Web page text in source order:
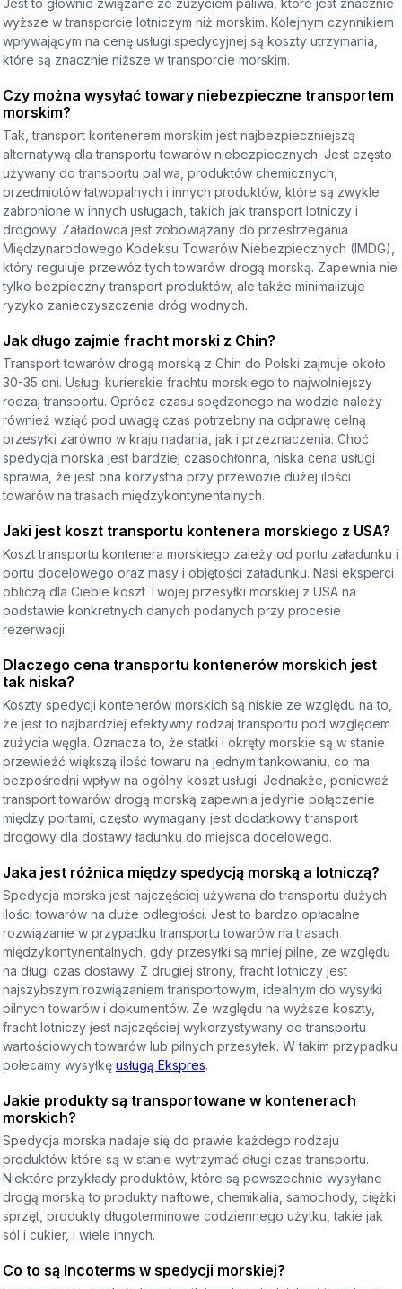
wyższe w transporcie lotniczym niż morskim. Kolejnym czynnikiem
wpływającym na cenę usługi spedycyjnej są koszty utrzymania,
które są znacznie niższe w transporcie morskim.
Czy można wysyłać towary niebezpieczne transportem
morskim?
Tak, transport kontenerem morskim jest najbezpieczniejszą
alternatywą dla transportu towarów niebezpiecznych. Jest często
używany do transportu paliwa, produktów chemicznych,
przedmiotów łatwopalnych i innych produktów, które są zwykle
zabronione w innych usługach, takich jak transport lotniczy i
drogowy. Załadowca jest zobowiązany do przestrzegania
Międzynarodowego Kodeksu Towarów Niebezpiecznych (IMDG),
który reguluje przewóz tych towarów drogą morską. Zapewnia nie
tylko bezpieczny transport produktów, ale także minimalizuje
ryzyko zanieczyszczenia dróg wodnych.
Jak długo zajmie fracht morski z Chin?
Transport towarów drogą morską z Chin do Polski zajmuje około
30-35 dni. Usługi kurierskie frachtu morskiego to najwolniejszy
rodzaj transportu. Oprócz czasu spędzonego na wodzie należy
również wziąć pod uwagę czas potrzebny na odprawę celną
przesyłki zarówno w kraju nadania, jak i przeznaczenia. Choć
spedycja morska jest bardziej czasochłonna, niska cena usługi
sprawia, że jest ona korzystna przy przewozie dużej ilości
towarów na trasach międzykontynentalnych.
Jaki jest koszt transportu kontenera morskiego z USA?
Koszt transportu kontenera morskiego zależy od portu załadunku i
portu docelowego oraz masy i objętości załadunku. Nasi eksperci
obliczą dla Ciebie koszt Twojej przesyłki morskiej z USA na
podstawie konkretnych danych podanych przy procesie
rezerwacji.
Dlaczego cena transportu kontenerów morskich jest
tak niska?
Koszty spedycji kontenerów morskich są niskie ze względu na to,
że jest to najbardziej efektywny rodzaj transportu pod względem
zużycia węgla. Oznacza to, że statki i okręty morskie są w stanie
przewieźć większą ilość towaru na jednym tankowaniu, co ma
bezpośredni wpływ na ogólny koszt usługi. Jednakże, ponieważ
transport towarów drogą morską zapewnia jedynie połączenie
między portami, często wymagany jest dodatkowy transport
drogowy dla dostawy ładunku do miejsca docelowego.
Jaka jest różnica między spedycją morską a lotniczą?
Spedycja morska jest najczęściej używana do transportu dużych
ilości towarów na duże odległości. Jest to bardzo opłacalne
rozwiązanie w przypadku transportu towarów na trasach
międzykontynentalnych, gdy przesyłki są mniej pilne, ze względu
na długi czas dostawy. Z drugiej strony, fracht lotniczy jest
najszybszym rozwiązaniem transportowym, idealnym do wysyłki
pilnych towarów i dokumentów. Ze względu na wyższe koszty,
fracht lotniczy jest najczęściej wykorzystywany do transportu
wartościowych towarów lub pilnych przesyłek. W takim przypadku
polecamy wysyłkę usługą Ekspres.
Jakie produkty są transportowane w kontenerach
morskich?
Spedycja morska nadaje się do prawie każdego rodzaju
produktów które są w stanie wytrzymać długi czas transportu.
Niektóre przykłady produktów, które są powszechnie wysyłane
drogą morską to produkty naftowe, chemikalia, samochody, ciężki
sprzęt, produkty długoterminowe codziennego użytku, takie jak
sól i cukier, i wiele innych.
Co to są Incoterms w spedycji morskiej?